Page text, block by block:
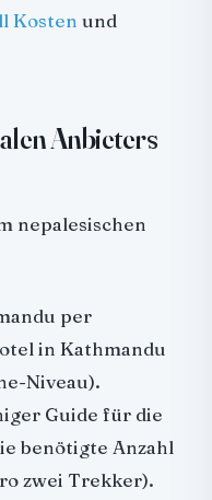
Kosten und
Anbieters
nepalesischen
per
in Kathmandu
Niveau).
Guide für die
benötigte Anzahl
zwei Trekker).